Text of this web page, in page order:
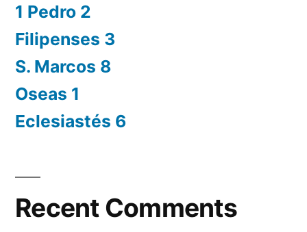
1 Pedro 2
Filipenses 3
S. Marcos 8
Oseas 1
Eclesiastés 6
Recent Comments